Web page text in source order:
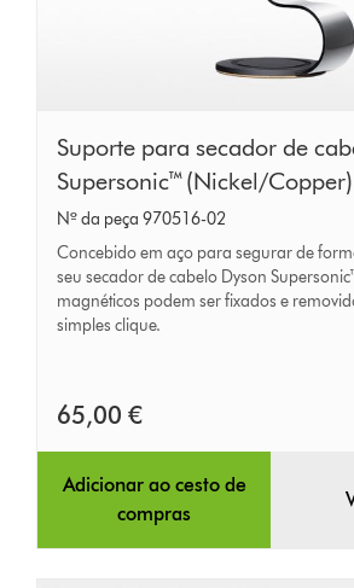
Suporte
para
secador
de
cabelo
Dyson
Suporte para secador de
Supersonic™ (Nickel/Copper)
Nº da peça 970516-02
Concebido em aço para segurar de
seu secador de cabelo Dyson
magnéticos podem ser fixados e
simples clique.
65,00 €
Adicionar ao cesto de
compras